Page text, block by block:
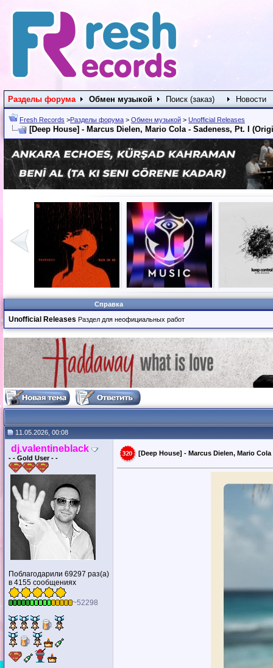
Разделы форума Обмен музыкой Поиск (заказ) Новости
Fresh Records >Разделы форума > Обмен музыкой > Unofficial Releases
[Deep House] - Marcus Dielen, Mario Cola - Sadeness, Pt. I
Справка
Unofficial Releases Раздел для неофициальных работ
11.05.2026, 00:08
dj.valentineblack
- - Gold User - -
Поблагодарили 69297 раз(а)
в 4155 сообщениях
~52298
[Deep House] - Marcus Dielen, Mario